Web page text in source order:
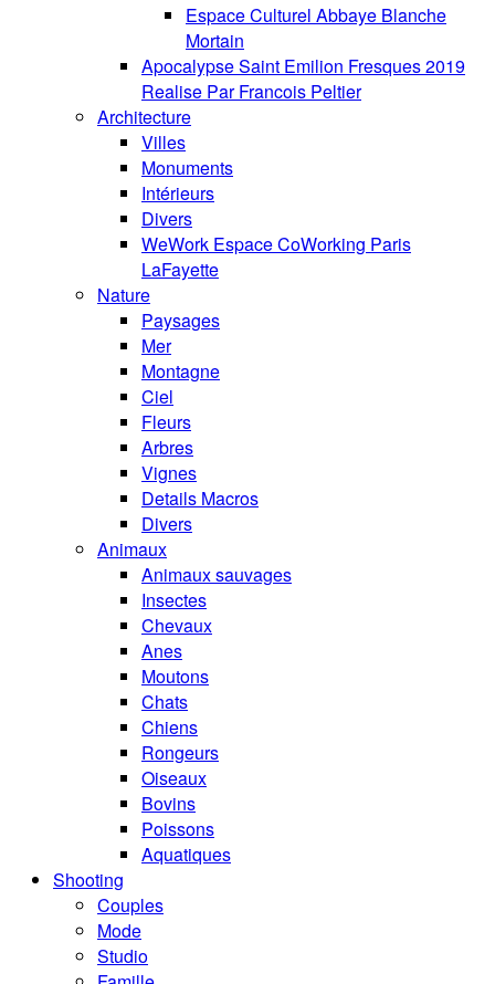
Espace Culturel Abbaye Blanche
Mortain
Apocalypse Saint Emilion Fresques 2019
Realise Par Francois Peltier
Architecture
Villes
Monuments
Intérieurs
Divers
WeWork Espace CoWorking Paris
LaFayette
Nature
Paysages
Mer
Montagne
Ciel
Fleurs
Arbres
Vignes
Details Macros
Divers
Animaux
Animaux sauvages
Insectes
Chevaux
Anes
Moutons
Chats
Chiens
Rongeurs
Oiseaux
Bovins
Poissons
Aquatiques
Shooting
Couples
Mode
Studio